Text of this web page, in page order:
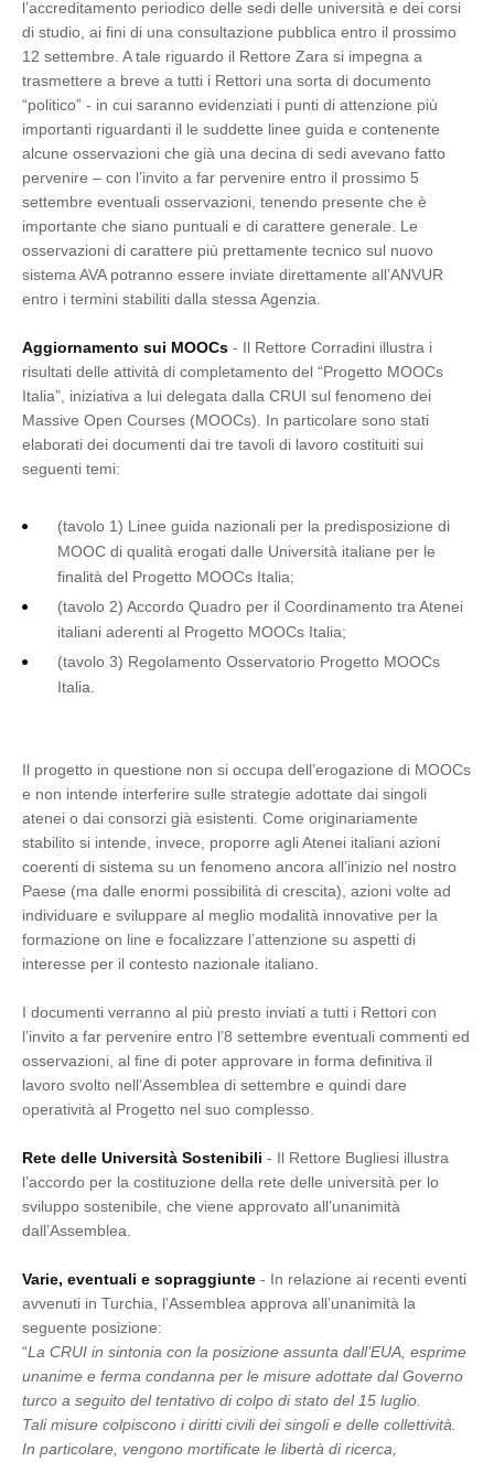
l’accreditamento periodico delle sedi delle università e dei corsi
di studio, ai fini di una consultazione pubblica entro il prossimo
12 settembre. A tale riguardo il Rettore Zara si impegna a
trasmettere a breve a tutti i Rettori una sorta di documento
“politico” - in cui saranno evidenziati i punti di attenzione più
importanti riguardanti il le suddette linee guida e contenente
alcune osservazioni che già una decina di sedi avevano fatto
pervenire – con l’invito a far pervenire entro il prossimo 5
settembre eventuali osservazioni, tenendo presente che è
importante che siano puntuali e di carattere generale. Le
osservazioni di carattere più prettamente tecnico sul nuovo
sistema AVA potranno essere inviate direttamente all’ANVUR
entro i termini stabiliti dalla stessa Agenzia.
Aggiornamento sui MOOCs - Il Rettore Corradini illustra i
risultati delle attività di completamento del “Progetto MOOCs
Italia”, iniziativa a lui delegata dalla CRUI sul fenomeno dei
Massive Open Courses (MOOCs). In particolare sono stati
elaborati dei documenti dai tre tavoli di lavoro costituiti sui
seguenti temi:
(tavolo 1) Linee guida nazionali per la predisposizione di
MOOC di qualità erogati dalle Università italiane per le
finalità del Progetto MOOCs Italia;
(tavolo 2) Accordo Quadro per il Coordinamento tra Atenei
italiani aderenti al Progetto MOOCs Italia;
(tavolo 3) Regolamento Osservatorio Progetto MOOCs
Italia.
Il progetto in questione non si occupa dell’erogazione di MOOCs
e non intende interferire sulle strategie adottate dai singoli
atenei o dai consorzi già esistenti. Come originariamente
stabilito si intende, invece, proporre agli Atenei italiani azioni
coerenti di sistema su un fenomeno ancora all’inizio nel nostro
Paese (ma dalle enormi possibilità di crescita), azioni volte ad
individuare e sviluppare al meglio modalità innovative per la
formazione on line e focalizzare l’attenzione su aspetti di
interesse per il contesto nazionale italiano.
I documenti verranno al più presto inviati a tutti i Rettori con
l’invito a far pervenire entro l’8 settembre eventuali commenti ed
osservazioni, al fine di poter approvare in forma definitiva il
lavoro svolto nell’Assemblea di settembre e quindi dare
operatività al Progetto nel suo complesso.
Rete delle Università Sostenibili - Il Rettore Bugliesi illustra
l’accordo per la costituzione della rete delle università per lo
sviluppo sostenibile, che viene approvato all’unanimità
dall’Assemblea.
Varie, eventuali e sopraggiunte - In relazione ai recenti eventi
avvenuti in Turchia, l’Assemblea approva all’unanimità la
seguente posizione:
“La CRUI in sintonia con la posizione assunta dall’EUA, esprime
unanime e ferma condanna per le misure adottate dal Governo
turco a seguito del tentativo di colpo di stato del 15 luglio.
Tali misure colpiscono i diritti civili dei singoli e delle collettività.
In particolare, vengono mortificate le libertà di ricerca,